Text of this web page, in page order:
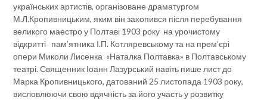
українських артистів, організоване драматургом
М.Л.Кропивницьким, яким він захопився після перебування
великого маестро у Полтаві 1903 року на урочистому
відкритті пам’ятника І.П. Котляревському та на прем’єрі
опери Миколи Лисенка «Наталка Полтавка» в Полтавському
театрі. Священник Іоанн Лазурський навіть пише лист до
Марка Кропивницького, датований 25 листопада 1903 року,
висловлюючи свою вдячність за його участь у розвитку